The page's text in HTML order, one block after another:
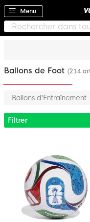
Menu
Ballons de Foot (214
Ballons d'Entraînement
Filtrer